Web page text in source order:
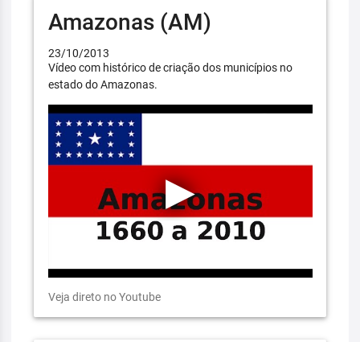
Amazonas (AM)
23/10/2013
Vídeo com histórico de criação dos municípios no
estado do Amazonas.
Veja direto no Youtube